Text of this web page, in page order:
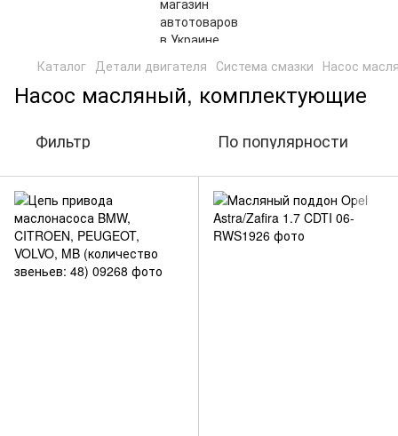
Каталог Детали двигателя Система смазки Насос
Насос масляный, комплектующие
Фильтр По популярности